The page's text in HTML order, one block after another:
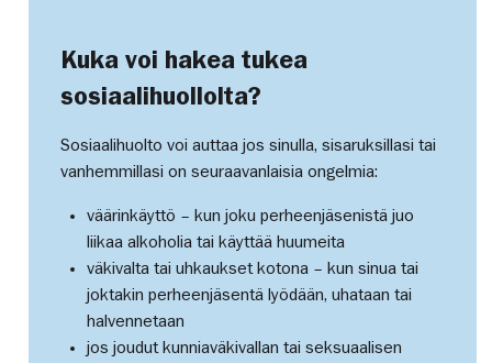
Kuka voi hakea tukea
sosiaalihuollolta?
Sosiaalihuolto voi auttaa jos sinulla, sisaruksillasi tai
vanhemmillasi on seuraavanlaisia ongelmia:
väärinkäyttö – kun joku perheenjäsenistä juo
liikaa alkoholia tai käyttää huumeita
väkivalta tai uhkaukset kotona – kun sinua tai
joktakin perheenjäsentä lyödään, uhataan tai
halvennetaan
jos joudut kunniaväkivallan tai seksuaalisen